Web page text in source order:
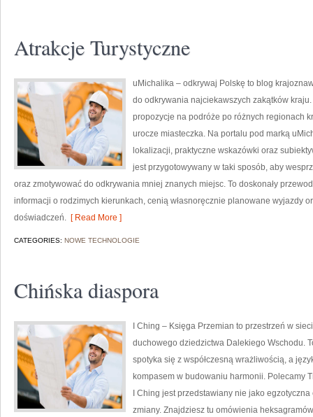
Atrakcje Turystyczne
uMichalika – odkrywaj Polskę to blog
do odkrywania najciekawszych zakątków
propozycje na podróże po różnych regionach
urocze miasteczka. Na portalu pod marką
lokalizacji, praktyczne wskazówki oraz
jest przygotowywany w taki sposób, aby
oraz zmotywować do odkrywania mniej znanych miejsc. To doskonały
informacji o rodzimych kierunkach, cenią własnoręcznie planowane wyjazdy
doświadczeń. [ Read More ]
CATEGORIES: NOWE TECHNOLOGIE
Chińska diaspora
I Ching – Księga Przemian to przestrzeń w
duchowego dziedzictwa Dalekiego Wschodu.
spotyka się z współczesną wrażliwością, a
kompasem w budowaniu harmonii. Polecamy
I Ching jest przedstawiany nie jako
zmiany. Znajdziesz tu omówienia